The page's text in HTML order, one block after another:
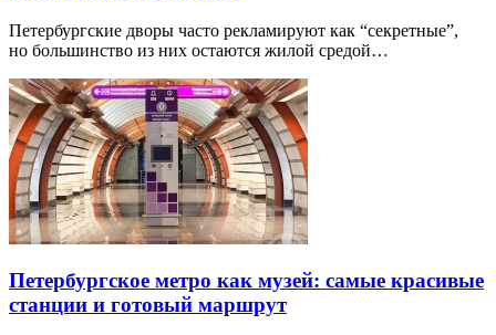
Петербургские дворы часто рекламируют как “секретные”,
но большинство из них остаются жилой средой…
Петербургское метро как музей: самые красивые
станции и готовый маршрут